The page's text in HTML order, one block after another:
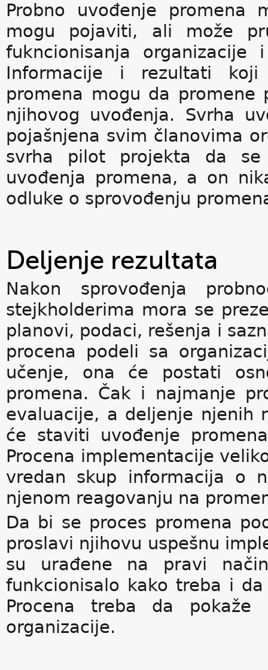
Probno uvođenje promena
mogu pojaviti, ali može
fukncionisanja
Informacije i rezultati koji
promena mogu da
njihovog uvođenja. Svrha
pojašnjena svim članovima
svrha pilot projekta da se
uvođenja promena, a on
odluke o sprovođenju
Deljenje rezultata
Nakon sprovođenja
stejkholderima mora se
planovi, podaci, rešenja i
procena podeli sa
učenje, ona će postati
promena. Čak i najmanje
evaluacije, a deljenje njenih
će staviti uvođenje
Procena implementacije
vredan skup informacija o
njenom reagovanju na
Da bi se proces promena
proslavi njihovu uspešnu
su urađene na pravi
funkcionisalo kako treba i
Procena treba da
organizacije.